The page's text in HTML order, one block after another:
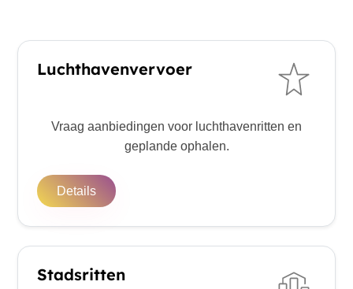
Luchthavenvervoer
Vraag aanbiedingen voor luchthavenritten en
geplande ophalen.
Details
Stadsritten